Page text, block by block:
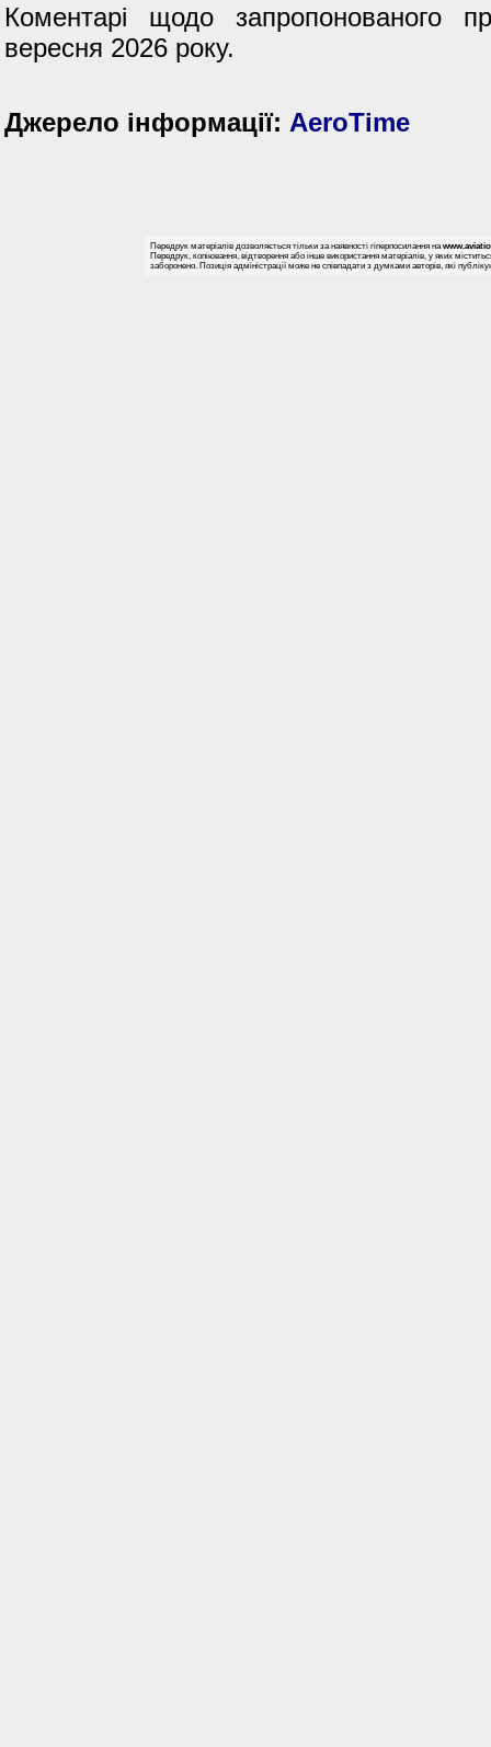
Коментарі щодо запропонованого
вересня 2026 року.
Джерело інформації: AeroTime
Передрук матеріалів дозволяється тільки за наявності гіперпосилання на
Передрук, копіювання, відтворення або інше використання матеріалів, у яких
заборонено. Позиція адміністрації може не співпадати з думками авторів, які